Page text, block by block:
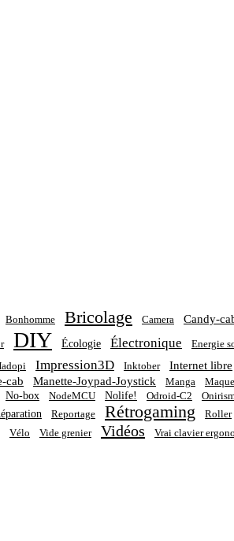
Bonhomme Bricolage Camera Candy-
DIY Écologie Électronique Energie
Impression3D Inktober Internet libre
cab Manette-Joypad-Joystick Manga
No-box NodeMCU Nolife! Odroid-C2
Reportage Rétrogaming Roller
Vélo Vide grenier Vidéos Vrai clavier